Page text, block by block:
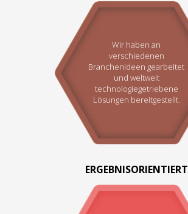
Wir haben an
verschiedenen
Branchenideen gearbeitet
und weltweit
technologiegetriebene
Lösungen bereitgestellt.
ERGEBNISORIENTIERT